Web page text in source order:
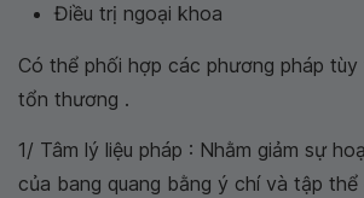
Điều trị ngoại khoa
Có thể phối hợp các phương pháp
tổn thương .
1/ Tâm lý liệu pháp : Nhằm giảm sự
của bang quang bằng ý chí và tập